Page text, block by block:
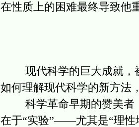
在性质上的困难最终导致他
现代科学的巨大成就，被
如何理解现代科学的新方法
科学革命早期的赞美者，
在于“实验”——尤其是“理性